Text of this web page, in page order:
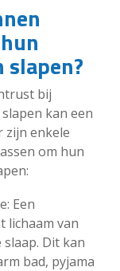
bij
kan een
zijn enkele
om hun
Een
lichaam van
Dit kan
bad, pyjama